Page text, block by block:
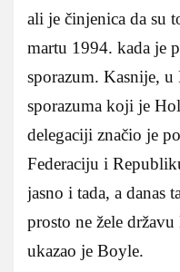
ali je činjenica da su
martu 1994. kada je
sporazum. Kasnije,
sporazuma koji je
delegaciji značio je
Federaciju i
jasno i tada, a danas
prosto ne žele
ukazao je Boyle.